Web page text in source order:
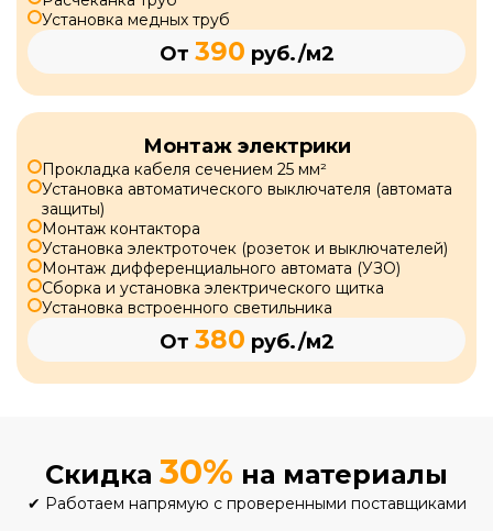
Установка медных труб
От 390 руб./м2
Монтаж электрики
Прокладка кабеля сечением 25 мм²
Установка автоматического выключателя (автомата
защиты)
Монтаж контактора
Установка электроточек (розеток и выключателей)
Монтаж дифференциального автомата (УЗО)
Сборка и установка электрического щитка
Установка встроенного светильника
От 380 руб./м2
Скидка 30% на материалы
✔ Работаем напрямую с проверенными поставщиками